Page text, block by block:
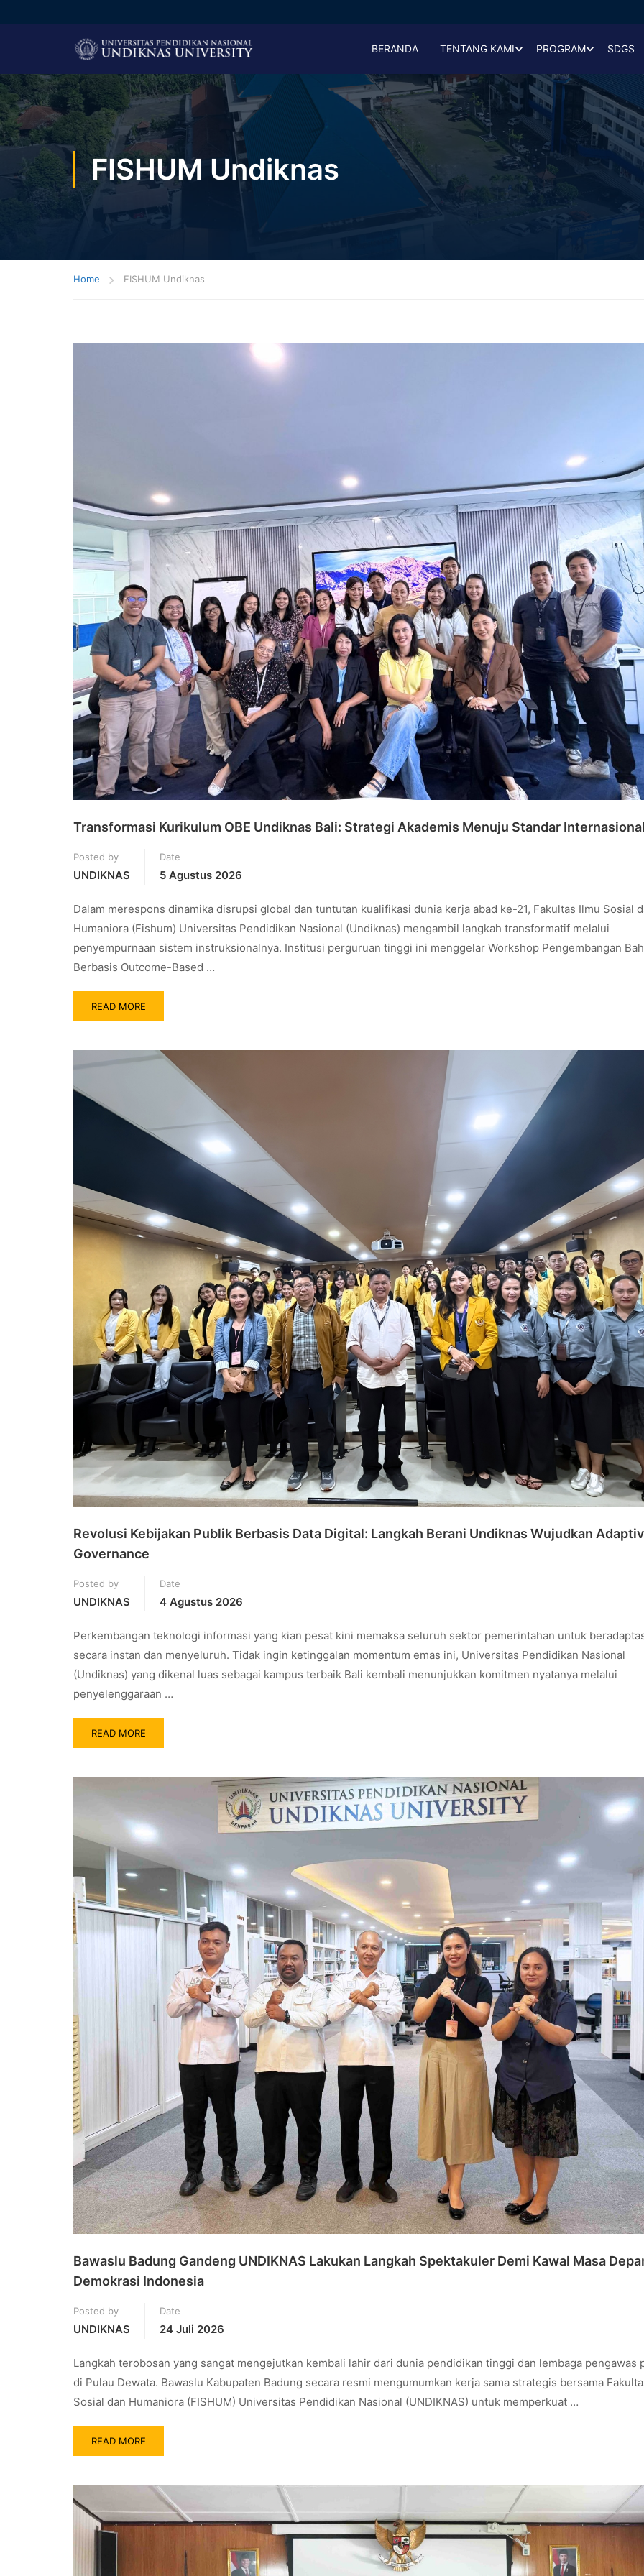
BERANDA TENTANG KAMI PROGRAM SDGS
FISHUM Undiknas
Home FISHUM Undiknas
Transformasi Kurikulum OBE Undiknas Bali: Strategi Akademis Menuju Standar
Posted by
UNDIKNAS
Date
5 Agustus 2026
Dalam merespons dinamika disrupsi global dan tuntutan kualifikasi dunia kerja abad ke-21, Fakultas Ilmu Sosial
Humaniora (Fishum) Universitas Pendidikan Nasional (Undiknas) mengambil langkah transformatif melalui
penyempurnaan sistem instruksionalnya. Institusi perguruan tinggi ini menggelar Workshop Pengembangan
Berbasis Outcome-Based …
READ MORE
Revolusi Kebijakan Publik Berbasis Data Digital: Langkah Berani Undiknas Wujudkan
Governance
Posted by
UNDIKNAS
Date
4 Agustus 2026
Perkembangan teknologi informasi yang kian pesat kini memaksa seluruh sektor pemerintahan untuk
secara instan dan menyeluruh. Tidak ingin ketinggalan momentum emas ini, Universitas Pendidikan Nasional
(Undiknas) yang dikenal luas sebagai kampus terbaik Bali kembali menunjukkan komitmen nyatanya melalui
penyelenggaraan …
READ MORE
Bawaslu Badung Gandeng UNDIKNAS Lakukan Langkah Spektakuler Demi Kawal Masa
Demokrasi Indonesia
Posted by
UNDIKNAS
Date
24 Juli 2026
Langkah terobosan yang sangat mengejutkan kembali lahir dari dunia pendidikan tinggi dan lembaga pengawas
di Pulau Dewata. Bawaslu Kabupaten Badung secara resmi mengumumkan kerja sama strategis bersama
Sosial dan Humaniora (FISHUM) Universitas Pendidikan Nasional (UNDIKNAS) untuk memperkuat …
READ MORE